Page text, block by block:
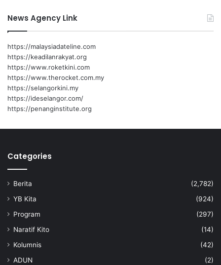
d
s
i
R
a
a
h
m
k
o
m
u
n
i
t
i
News Agency Link
https://malaysiadateline.com
https://keadilanrakyat.org
https://www.roketkini.com
https://www.therocket.com.my
https://selangorkini.my
https://ideselangor.com/
https://penanginstitute.org
Categories
Berita
(2,782)
YB Kita
(924)
Program
(297)
Naratif Kito
(14)
Kolumnis
(42)
ADUN
(2)